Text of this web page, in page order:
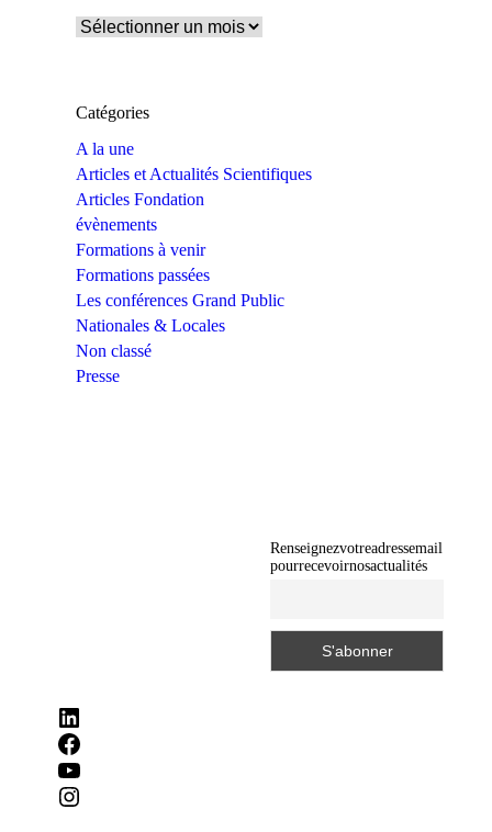
Archives
Catégories
A la une
Articles et Actualités Scientifiques
Articles Fondation
évènements
Formations à venir
Formations passées
Les conférences Grand Public
Nationales & Locales
Non classé
Presse
Renseignez votre adresse mail
pour recevoir nos actualités